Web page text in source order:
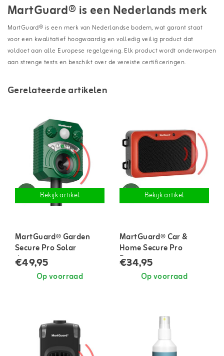
MartGuard® is een Nederlands merk
MartGuard® is een merk van Nederlandse bodem, wat garant staat
voor een kwalitatief hoogwaardig en volledig veilig product dat
voldoet aan alle Europese regelgeving. Elk product wordt onderworpen
aan strenge tests en beschikt over de vereiste certificeringen.
Gerelateerde artikelen
Bekijk artikel
MartGuard® Garden
Secure Pro Solar
dierenverjager voor
buiten
€49,95
Op voorraad
Bekijk artikel
MartGuard® Car &
Home Secure Pro
Battery marterverjager
voor in auto en huis
€34,95
Op voorraad